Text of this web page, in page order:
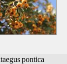
pontica